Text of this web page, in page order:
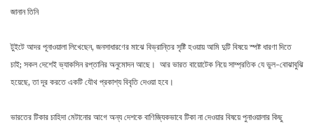
জানান তিনি
টুইটে আদর পূনাওয়ালা লিখেছেন, জনসাধারণের মাঝে বিভ্রান্তির সৃষ্টি হওয়ায় আমি দুটি বিষয়ে স্পষ্ট ধারণা দিতে
চাই; সকল দেশেই ভ্যাকসিন রপ্তানির অনুমোদন আছে। আর ভারত বায়োটেক নিয়ে সাম্প্রতিক যে ভুল-বোঝাবুঝি
হয়েছে, তা দূর করতে একটি যৌথ প্রকাশ্য বিবৃতি দেওয়া হবে।
ভারতের টিকার চাহিদা মেটানোর আগে অন্য দেশকে বাণিজ্যিকভাবে টিকা না দেওয়ার বিষয়ে পুনাওয়ালার কিছু